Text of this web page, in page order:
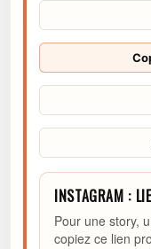
INSTAGRAM :
Pour une story,
copiez ce lien